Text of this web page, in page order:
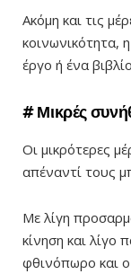
Ακόμη και τις
κοινωνικότητα,
έργο ή ένα
# Μικρές
Οι μικρότερες
απέναντί τους
Με λίγη
κίνηση και λίγο
φθινόπωρο και